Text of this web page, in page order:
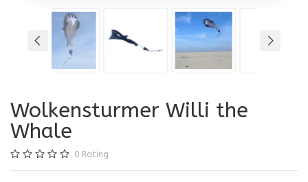
Wolkensturmer Willi the
Whale
0 Rating